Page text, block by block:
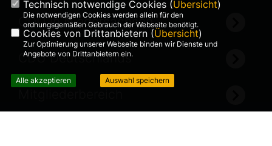
CDU in Niedersachsen
CDU Deutschlands
Technisch notwendige Cookies (Übersicht)
Die notwendigen Cookies werden allein für den
ordnungsgemäßen Gebrauch der Webseite benötigt.
Cookies von Drittanbietern (Übersicht)
Zur Optimierung unserer Webseite binden wir Dienste und
Angebote von Drittanbietern ein.
Alle akzeptieren Auswahl speichern